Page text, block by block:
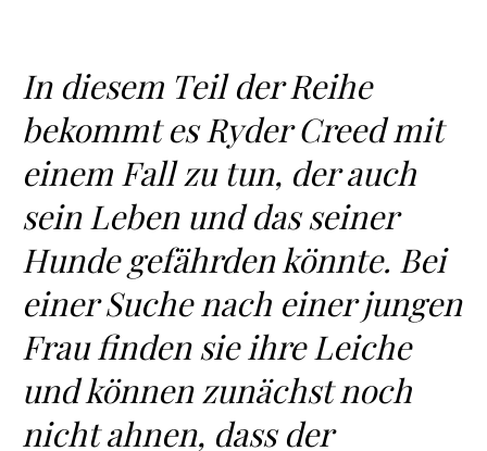
In diesem Teil der Reihe
bekommt es Ryder Creed mit
einem Fall zu tun, der auch
sein Leben und das seiner
Hunde gefährden könnte. Bei
einer Suche nach einer jungen
Frau finden sie ihre Leiche
und können zunächst noch
nicht ahnen, dass der